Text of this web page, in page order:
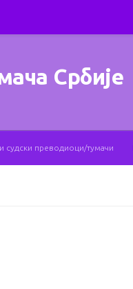
Србије
судски преводиоци/тумачи